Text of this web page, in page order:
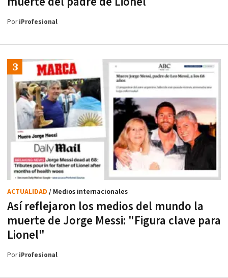
PoriProfesional
Así reflejaron los medios del mundo la
muerte de Jorge Messi: "Figura clave para
Lionel"
ACTUALIDAD / Medios internacionales
PoriProfesional